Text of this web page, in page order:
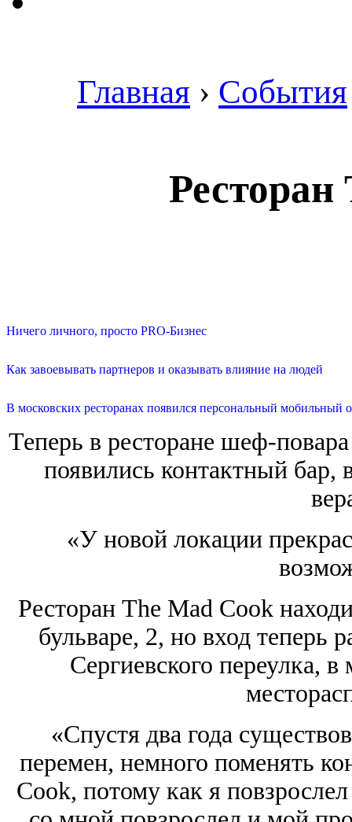
Главная › События
Ресторан
Ничего личного, просто PRO-Бизнес
Как завоевывать партнеров и оказывать влияние на людей
В московских ресторанах появился персональный мобильный
Теперь в ресторане шеф-
появились контактный бар,
«У новой локации
Ресторан The Mad Cook
бульваре, 2, но вход теперь
Сергиевского переулка,
«Спустя два года
перемен, немного поменять
Cook, потому как я